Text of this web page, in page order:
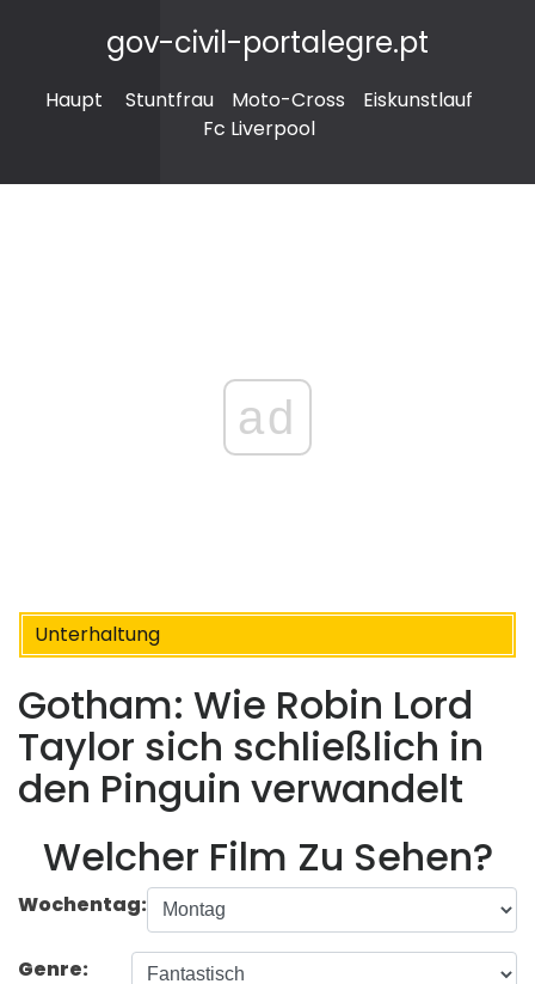
gov-civil-portalegre.pt
Haupt Stuntfrau Moto-Cross
Eiskunstlauf
Fc Liverpool
ad
Unterhaltung
Gotham: Wie Robin Lord
Taylor sich schließlich in
den Pinguin verwandelt
Welcher Film Zu Sehen?
Wochentag:
Genre: